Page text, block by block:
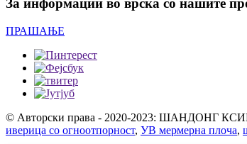
За информации во врска со нашите
ПРАШАЊЕ
© Авторски права - 2020-2023: ШАНДОНГ
иверица со огноотпорност, УВ мермерна плоча,